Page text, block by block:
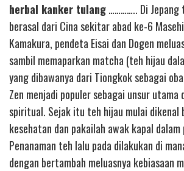
herbal kanker tulang………….. Di
berasal dari Cina sekitar abad ke-6
Kamakura, pendeta Eisai dan Dogen
sambil memaparkan matcha (teh hijau
yang dibawanya dari Tiongkok sebagai
Zen menjadi populer sebagai unsur utama
spiritual. Sejak itu teh hijau mulai
kesehatan dan pakailah awak kapal dalam
Penanaman teh lalu pada dilakukan di
dengan bertambah meluasnya kebiasaan